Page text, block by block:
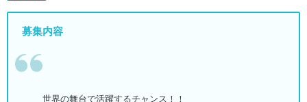
募集内容
世界の舞台で活躍するチャンス！！